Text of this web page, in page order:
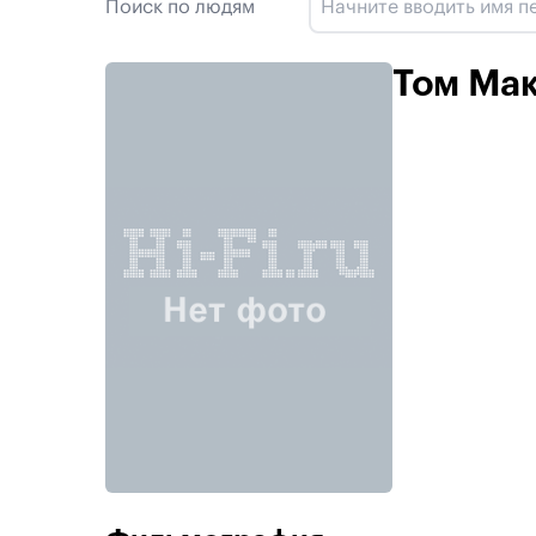
Поиск по людям
Том